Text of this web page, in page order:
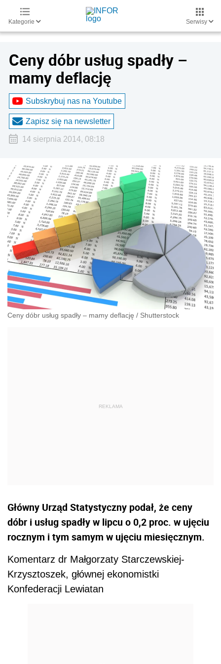
Kategorie Serwisy
Ceny dóbr usług spadły –
mamy deflację
Subskrybuj nas na Youtube
Zapisz się na newsletter
14 sierpnia 2014, 08:18
Ceny dóbr usług spadły – mamy deflację / Shutterstock
Główny Urząd Statystyczny podał, że ceny
dóbr i usług spadły w lipcu o 0,2 proc. w ujęciu
rocznym i tym samym w ujęciu miesięcznym.
Komentarz dr Małgorzaty Starczewskiej-
Krzysztoszek, głównej ekonomistki
Konfederacji Lewiatan